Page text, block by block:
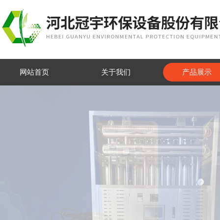
网站首页 关于我们 产品展示